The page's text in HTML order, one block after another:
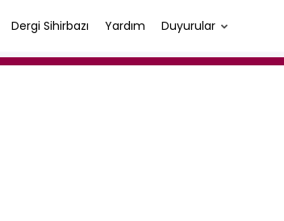
Dergi Sihirbazı Yardım Duyurular